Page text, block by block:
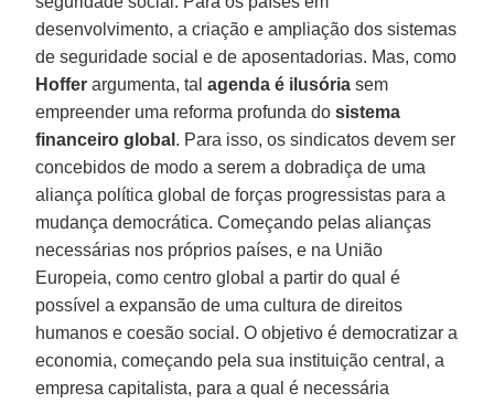
desenvolvimento, a criação e ampliação dos sistemas
de seguridade social e de aposentadorias. Mas, como
Hoffer argumenta, talagenda é ilusória sem
empreender uma reforma profunda dosistema
financeiro global . Para isso, os sindicatos devem ser
concebidos de modo a serem a dobradiça de uma
aliança política global de forças progressistas para a
mudança democrática. Começando pelas alianças
necessárias nos próprios países, e na União
Europeia, como centro global a partir do qual é
possível a expansão de uma cultura de direitos
humanos e coesão social. O objetivo é democratizar a
economia, começando pela sua instituição central, a
empresa capitalista, para a qual é necessária